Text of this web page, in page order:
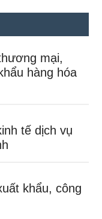
mại,
hàng hóa
tế dịch vụ
khẩu, công